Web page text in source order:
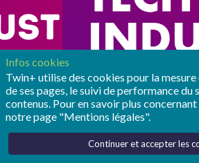
Infos cookies
Twin+ utilise des cookies pour la
de ses pages, le suivi de performance du
contenus. Pour en savoir plus
notre page "Mentions légales".
Continuer et accepter les